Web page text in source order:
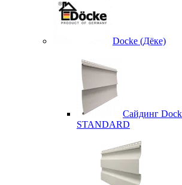
Docke (Дёке)
Сайдинг
STANDARD